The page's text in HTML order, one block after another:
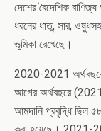
দেশের বৈদেশিক
ধরনের ধাতু, সার,
ভূমিকা রেখেছে।
2020-2021
আগের অর্থবছরে
আমদানি প্রবৃদ্ধি ছিল